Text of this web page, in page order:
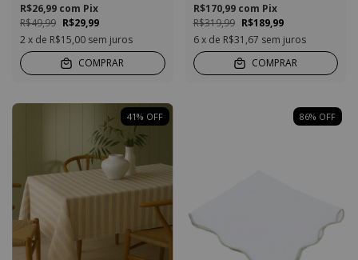
R$49,99 R$29,99
R$26,99 com Pix
2x de R$15,00 sem juros
COMPRAR
R$319,99 R$189,99
R$170,99 com Pix
6 x de R$31,67 sem juros
COMPRAR
41% OFF 86% OFF